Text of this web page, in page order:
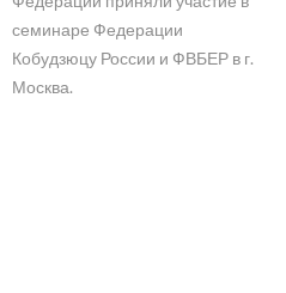
NAVIGATION
семинаре Федерации
Кобудзюцу России и ФВБЕР в г.
Москва.